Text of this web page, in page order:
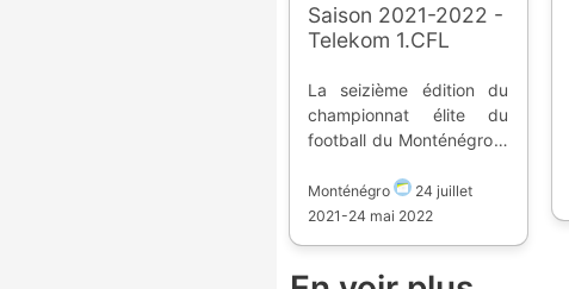
Saison 2021-2022 -
Telekom 1.CFL
La seizième édition du
championnat élite du
football du Monténégro a
24 mai 2022. Dix équipes
s'affrontent pour la place
Monténégro
24 juillet
2021-24 mai 2022